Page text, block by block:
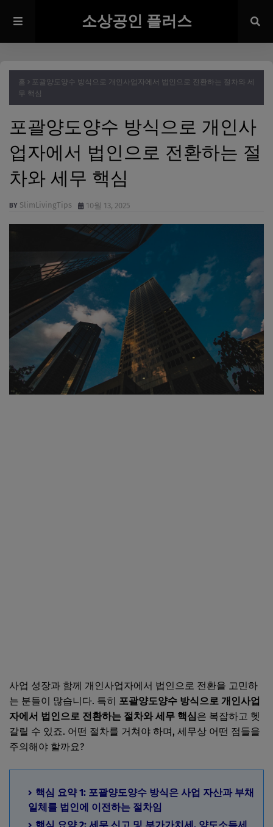
소상공인 플러스
홈
포괄양도양수 방식으로 개인사업자에서 법인으로 전환하는 절차와 세
무 핵심
포괄양도양수 방식으로 개인사
업자에서 법인으로 전환하는 절
차와 세무 핵심
SlimLivingTips 10월 13, 2025
사업 성장과 함께 개인사업자에서 법인으로 전환을 고민하
는 분들이 많습니다. 특히 포괄양도양수 방식으로 개인사업
자에서 법인으로 전환하는 절차와 세무 핵심은 복잡하고 헷
갈릴 수 있죠. 어떤 절차를 거쳐야 하며, 세무상 어떤 점들을
주의해야 할까요?
핵심 요약 1: 포괄양도양수 방식은 사업 자산과 부채
일체를 법인에 이전하는 절차임
핵심 요약 2: 세무 신고 및 부가가치세, 양도소득세